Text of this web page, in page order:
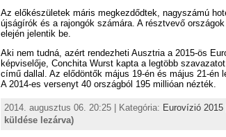
Az előkészületek máris megkezdődtek, nagyszámú
újságírók és a rajongók számára. A résztvevő
elején jelentik be.
Aki nem tudná, azért rendezheti Ausztria a 2015-ös
képviselője, Conchita Wurst kapta a legtöbb
című dallal. Az elődöntők május 19-én és május 21-én
A 2014-es versenyt 40 országból 195 millióan nézték.
2014. augusztus 06. 20:25 | Kategória: Eurovízió 2015
küldése lezárva)